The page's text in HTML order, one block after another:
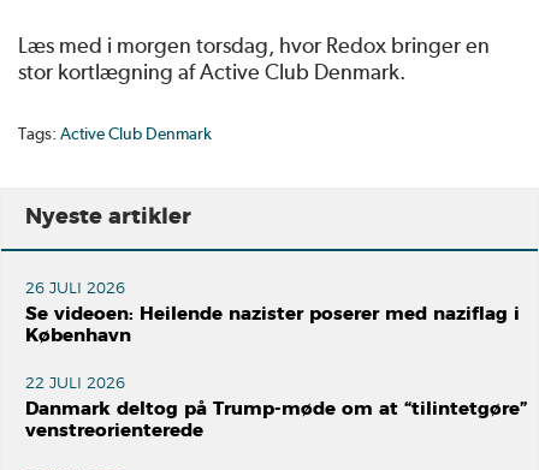
Læs med i morgen torsdag, hvor Redox bringer en
stor kortlægning af Active Club Denmark.
Tags: Active Club Denmark
Nyeste artikler
26 JULI 2026
Se videoen: Heilende nazister poserer med naziflag i
København
22 JULI 2026
Danmark deltog på Trump-møde om at “tilintetgøre”
venstreorienterede